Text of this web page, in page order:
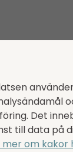
i
Det
till data på
mer om kakor